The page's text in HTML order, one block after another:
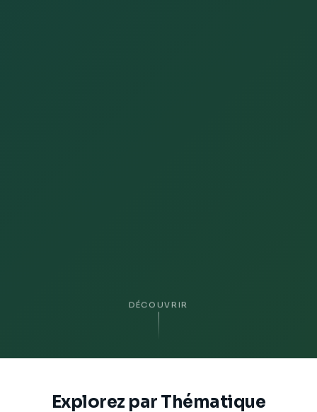
DÉCOUVRIR
Explorez par Thématique